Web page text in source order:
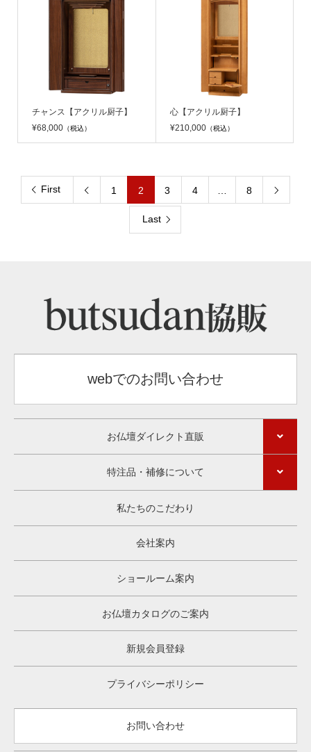
チャンス【アクリル厨子】
¥68,000（税込）
心【アクリル厨子】
¥210,000（税込）
First  1 2 3 4 8 
Last
webでのお問い合わせ
お仏壇ダイレクト直販
特注品・補修について
私たちのこだわり
会社案内
ショールーム案内
お仏壇カタログのご案内
新規会員登録
プライバシーポリシー
お問い合わせ